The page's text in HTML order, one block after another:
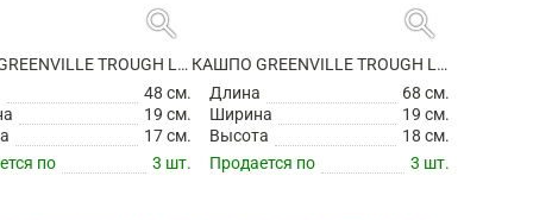
search
КАШПО GREENVILLE TROUGH LONG LEAF GREEN
48 см.
19 см.
17 см.
по
3 шт.
search
КАШПО GREENVILLE TROUGH LONG LEAF GREEN
Длина
68 см.
Ширина
19 см.
Высота
18 см.
Продается по
3 шт.